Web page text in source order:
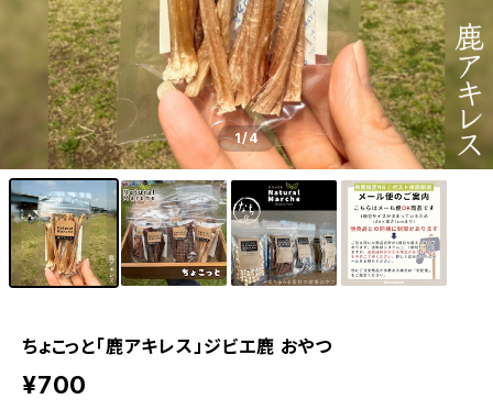
1/4
ちょこっと「鹿アキレス」ジビエ鹿 おやつ
¥700